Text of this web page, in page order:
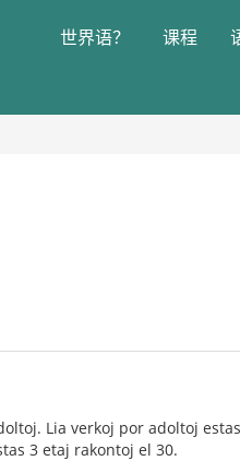
世界语？ 课程
Lia verkoj por adoltoj
3 etaj rakontoj el 30.